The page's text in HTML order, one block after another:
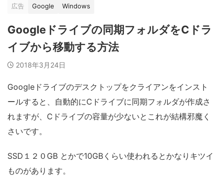
広告 Google Windows
Googleドライブの同期フォルダをCドラ
イブから移動する方法
2018年3月24日
Googleドライブのデスクトップをクライアンをインスト
ールすると、自動的にCドライブに同期フォルダが作成さ
れますが、Cドライブの容量が少ないとこれが結構邪魔く
さいです。
SSD１２０GB とかで10GBくらい使われるとかなりキツイ
ものがあります。